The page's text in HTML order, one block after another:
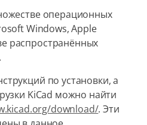
операционных
Windows, Apple
распространённых
по установки, а
KiCad можно найти
download/. Эти